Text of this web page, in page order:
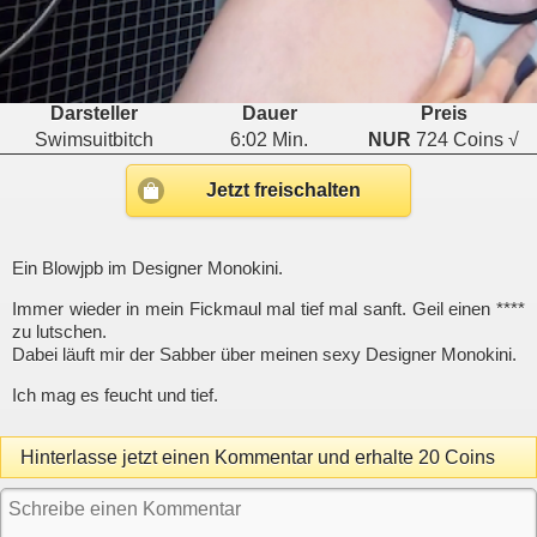
Darsteller Dauer
Preis
Swimsuitbitch
6:02 Min. NUR 724 Coins √
Jetzt freischalten
Ein Blowjpb im Designer Monokini.
Immer wieder in mein Fickmaul mal tief mal sanft. Geil einen ****
zu lutschen.
Dabei läuft mir der Sabber über meinen sexy Designer Monokini.
Ich mag es feucht und tief.
Hinterlasse jetzt einen Kommentar und erhalte 20 Coins